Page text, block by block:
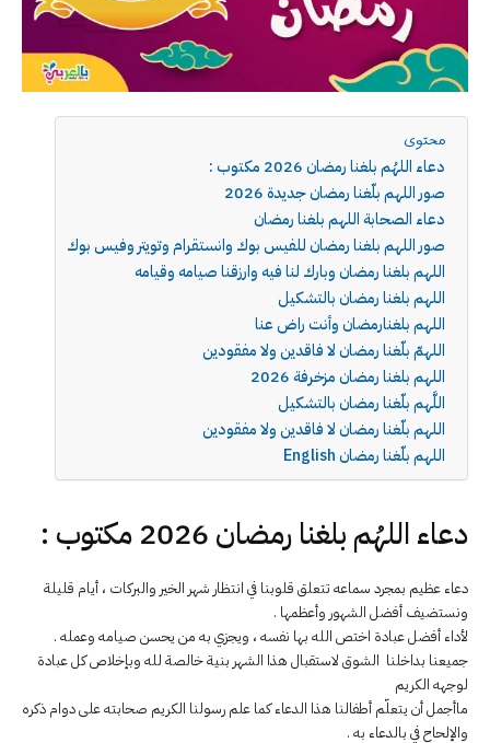
محتوى
دعاء اللهُم بلغنا رمضان 2026 مكتوب :
صور اللهم بلّغنا رمضان جديدة 2026
دعاء الصحابة اللهم بلغنا رمضان
صور اللهم بلغنا رمضان للفيس بوك وانستقرام وتويتر وفيس بوك
اللهم بلغنا رمضان وبارك لنا فيه وارزقنا صيامه وقيامه
اللهم بلغنا رمضان بالتشكيل
اللهم بلغنارمضان وأنت راض عنا
اللهمّ بلّغنا رمضان لا فاقدين ولا مفقودين
اللهم بلغنا رمضان مزخرفة 2026
اللَّهم بلّغنا رمضان بالتشكيل
اللهم بلّغنا رمضان لا فاقدين ولا مفقودين
اللهم بلّغنا رمضان English
دعاء اللهُم بلغنا رمضان 2026 مكتوب :
دعاء عظيم بمجرد سماعه تتعلق قلوبنا في انتظار شهر الخير والبركات ، أيام قليلة
ونستضيف أفضل الشهور وأعظمها .
لأداء أفضل عبادة اختص الله بها نفسه ، ويجزي به من يحسن صيامه وعمله .
جميعنا بداخلنا الشوق لاستقبال هذا الشهر بنية خالصة لله وبإخلاص كل عبادة
لوجهه الكريم
ماأجمل أن يتعلّم أطفالنا هذا الدعاء كما علم رسولنا الكريم صحابته على دوام ذكره
والإلحاح في بالدعاء به .